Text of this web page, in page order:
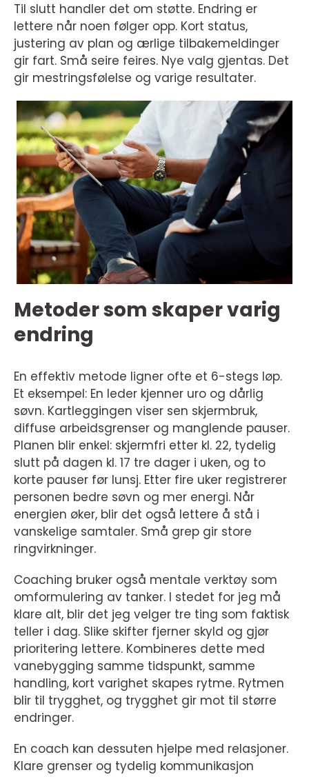
Til slutt handler det om støtte. Endring er
lettere når noen følger opp. Kort status,
justering av plan og ærlige tilbakemeldinger
gir fart. Små seire feires. Nye valg gjentas. Det
gir mestringsfølelse og varige resultater.
Metoder som skaper varig
endring
En effektiv metode ligner ofte et 6-stegs løp.
Et eksempel: En leder kjenner uro og dårlig
søvn. Kartleggingen viser sen skjermbruk,
diffuse arbeidsgrenser og manglende pauser.
Planen blir enkel: skjermfri etter kl. 22, tydelig
slutt på dagen kl. 17 tre dager i uken, og to
korte pauser før lunsj. Etter fire uker registrerer
personen bedre søvn og mer energi. Når
energien øker, blir det også lettere å stå i
vanskelige samtaler. Små grep gir store
ringvirkninger.
Coaching bruker også mentale verktøy som
omformulering av tanker. I stedet for jeg må
klare alt, blir det jeg velger tre ting som faktisk
teller i dag. Slike skifter fjerner skyld og gjør
prioritering lettere. Kombineres dette med
vanebygging samme tidspunkt, samme
handling, kort varighet skapes rytme. Rytmen
blir til trygghet, og trygghet gir mot til større
endringer.
En coach kan dessuten hjelpe med relasjoner.
Klare grenser og tydelig kommunikasjon